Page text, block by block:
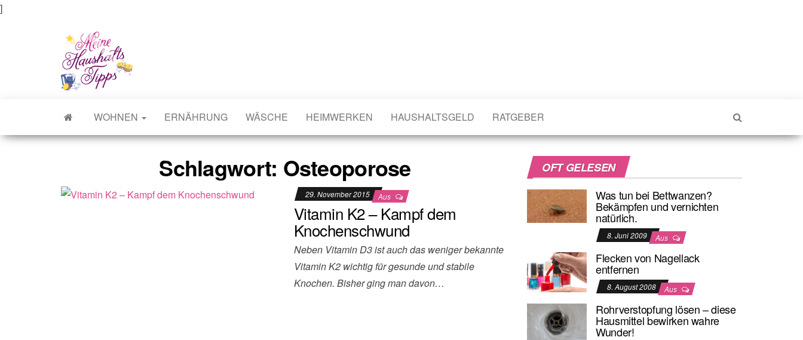
]
Meine Haushaltstipps
Das bisschen Haushalt . . .
WOHNEN ERNÄHRUNG WÄSCHE HEIMWERKEN HAUSHALTSGELD RATGEBER
Schlagwort: Osteoporose
29. November 2015 Aus
Vitamin K2 – Kampf dem
Knochenschwund
Neben Vitamin D3 ist auch das weniger bekannte
Vitamin K2 wichtig für gesunde und stabile
Knochen. Bisher ging man davon…
OFT GELESEN
Was tun bei Bettwanzen?
Bekämpfen und vernichten
natürlich.
8. Juni 2009 Aus
Flecken von Nagellack
entfernen
8. August 2008 Aus
Rohrverstopfung lösen – diese
Hausmittel bewirken wahre
Wunder!